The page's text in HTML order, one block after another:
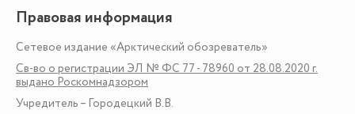
Правовая информация
Сетевое издание «Арктический обозреватель»
Св-во о регистрации ЭЛ № ФС 77 - 78960 от 28.08.2020 г.
выдано Роскомнадзором
Учредитель – Городецкий В.В.